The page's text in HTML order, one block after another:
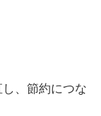
、節約につな